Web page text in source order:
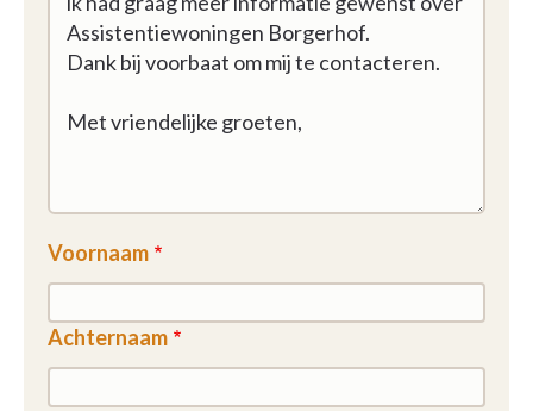
Voornaam
Achternaam